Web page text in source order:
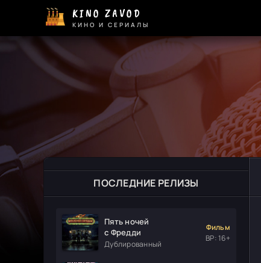
KINO ZAVOD
КИНО И СЕРИАЛЫ
ПОСЛЕДНИЕ РЕЛИЗЫ
Пять ночей
с Фредди
Дублированный
Фильм
ВР: 16+